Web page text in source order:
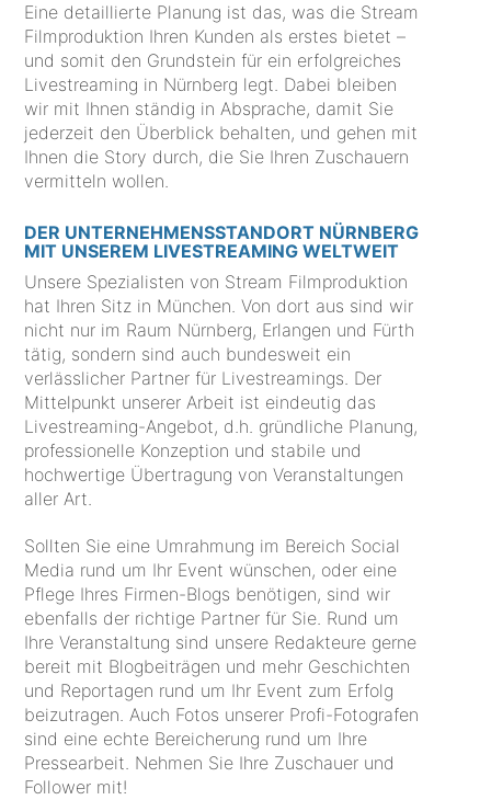
Eine detaillierte Planung ist das, was die Stream
Filmproduktion Ihren Kunden als erstes bietet –
und somit den Grundstein für ein erfolgreiches
Livestreaming in Nürnberg legt. Dabei bleiben
wir mit Ihnen ständig in Absprache, damit Sie
jederzeit den Überblick behalten, und gehen mit
Ihnen die Story durch, die Sie Ihren Zuschauern
vermitteln wollen.
DER UNTERNEHMENSSTANDORT NÜRNBERG
MIT UNSEREM LIVESTREAMING WELTWEIT
Unsere Spezialisten von Stream Filmproduktion
hat Ihren Sitz in München. Von dort aus sind wir
nicht nur im Raum Nürnberg, Erlangen und Fürth
tätig, sondern sind auch bundesweit ein
verlässlicher Partner für Livestreamings. Der
Mittelpunkt unserer Arbeit ist eindeutig das
Livestreaming-Angebot, d.h. gründliche Planung,
professionelle Konzeption und stabile und
hochwertige Übertragung von Veranstaltungen
aller Art.
Sollten Sie eine Umrahmung im Bereich Social
Media rund um Ihr Event wünschen, oder eine
Pflege Ihres Firmen-Blogs benötigen, sind wir
ebenfalls der richtige Partner für Sie. Rund um
Ihre Veranstaltung sind unsere Redakteure gerne
bereit mit Blogbeiträgen und mehr Geschichten
und Reportagen rund um Ihr Event zum Erfolg
beizutragen. Auch Fotos unserer Profi-Fotografen
sind eine echte Bereicherung rund um Ihre
Pressearbeit. Nehmen Sie Ihre Zuschauer und
Follower mit!